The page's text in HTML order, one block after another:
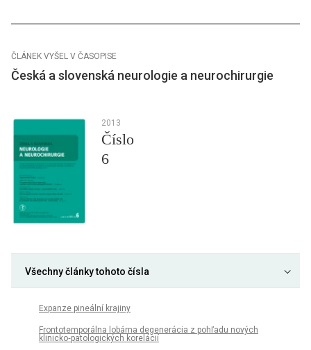
ČLÁNEK VYŠEL V ČASOPISE
Česká a slovenská neurologie a neurochirurgie
2013
Číslo
6
Všechny články tohoto čísla
Expanze pineální krajiny
Frontotemporálna lobárna degenerácia z pohľadu nových
klinicko‑patologických korelácií